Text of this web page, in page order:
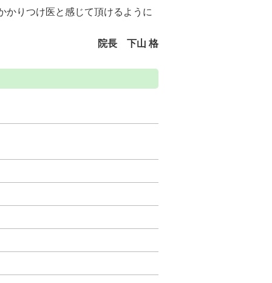
かりつけ医と感じて頂けるように
院長 下山 格